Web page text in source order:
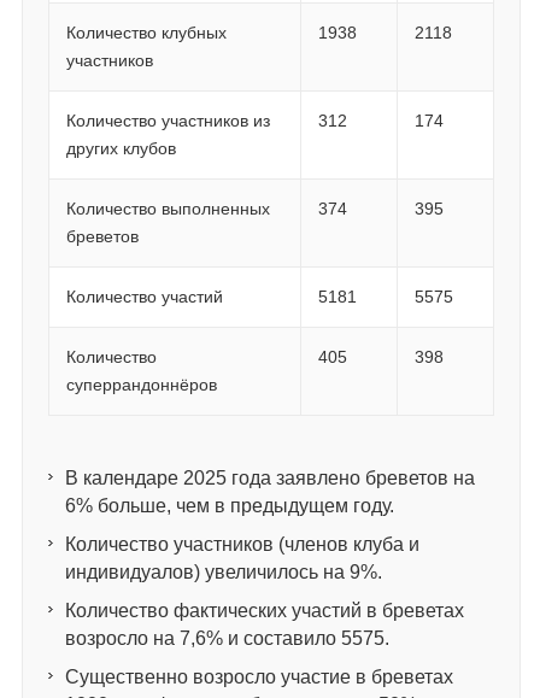
Количество клубных
участников
1938 2118
Количество участников из
других клубов
312 174
Количество выполненных
бреветов
374 395
Количество участий 5181 5575
Количество
суперрандоннёров
405 398
В календаре 2025 года заявлено бреветов на
6% больше, чем в предыдущем году.
Количество участников (членов клуба и
индивидуалов) увеличилось на 9%.
Количество фактических участий в бреветах
возросло на 7,6% и составило 5575.
Существенно возросло участие в бреветах